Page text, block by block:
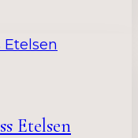
Etelsen